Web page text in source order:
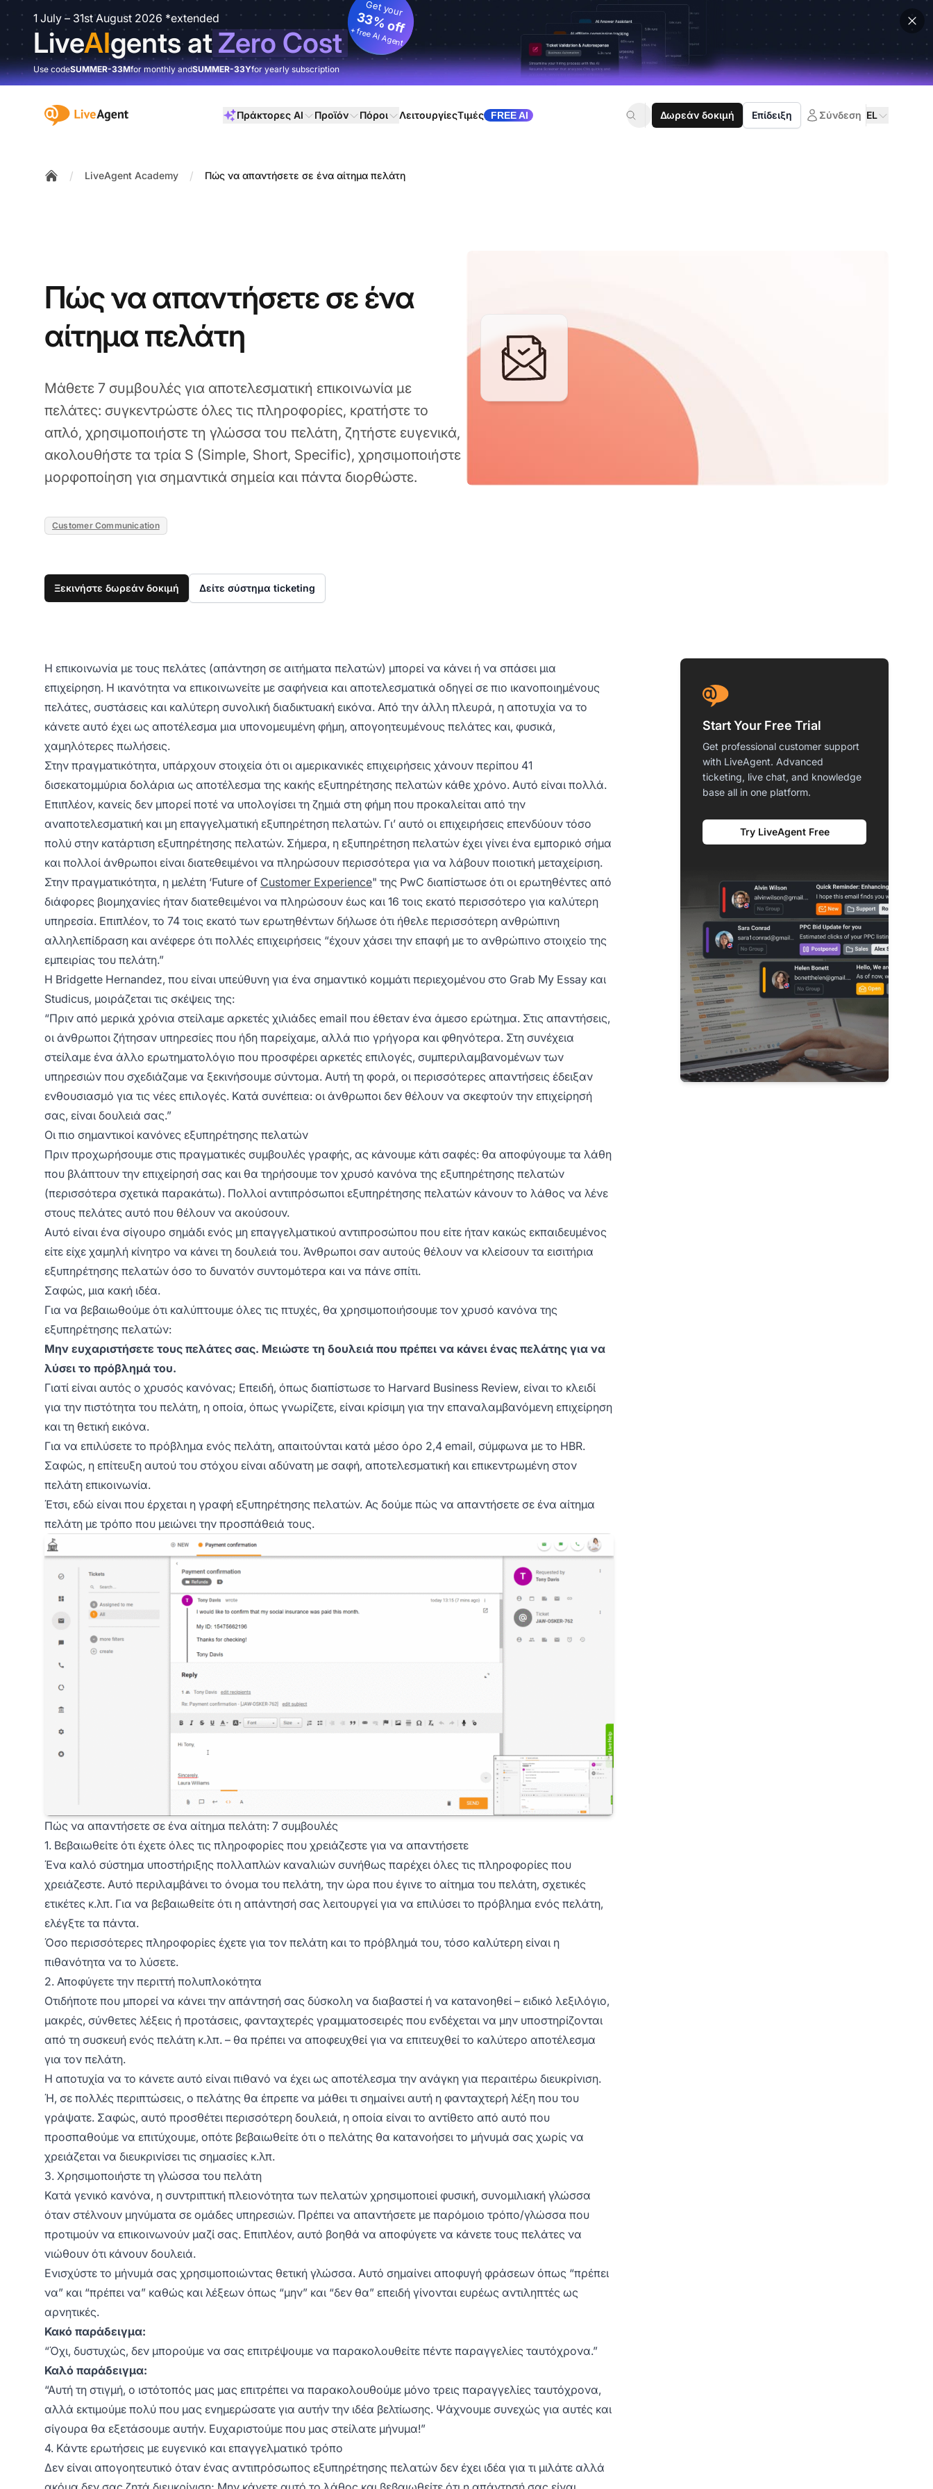
1 July – 31st August 2026 *extended
LiveAIgents atZero Cost
Get your
33% off
+ free AI Agent
Use codeSUMMER-33Mfor monthly andSUMMER-33Yfor yearly subscription
:site.title Πράκτορες AI Προϊόν Πόροι ΛειτουργίεςΤιμές FREE AI Δωρεάν δοκιμή Επίδειξη Σύνδεση EL
/ LiveAgent Academy / Πώς να απαντήσετε σε ένα αίτημα πελάτη
Πώς να απαντήσετε σε ένα
αίτημα πελάτη
Μάθετε 7 συμβουλές για αποτελεσματική επικοινωνία με
πελάτες: συγκεντρώστε όλες τις πληροφορίες, κρατήστε το
απλό, χρησιμοποιήστε τη γλώσσα του πελάτη, ζητήστε ευγενικά,
ακολουθήστε τα τρία S (Simple, Short, Specific), χρησιμοποιήστε
μορφοποίηση για σημαντικά σημεία και πάντα διορθώστε.
Customer Communication
Ξεκινήστε δωρεάν δοκιμή Δείτε σύστημα ticketing
Η επικοινωνία με τους πελάτες (απάντηση σε αιτήματα πελατών) μπορεί να κάνει ή να σπάσει μια
επιχείρηση. Η ικανότητα να επικοινωνείτε με σαφήνεια και αποτελεσματικά οδηγεί σε πιο ικανοποιημένους
πελάτες, συστάσεις και καλύτερη συνολική διαδικτυακή εικόνα. Από την άλλη πλευρά, η αποτυχία να το
κάνετε αυτό έχει ως αποτέλεσμα μια υπονομευμένη φήμη, απογοητευμένους πελάτες και, φυσικά,
χαμηλότερες πωλήσεις.
Στην πραγματικότητα, υπάρχουν στοιχεία ότι οι αμερικανικές επιχειρήσεις χάνουν περίπου 41
δισεκατομμύρια δολάρια ως αποτέλεσμα της κακής εξυπηρέτησης πελατών κάθε χρόνο. Αυτό είναι πολλά.
Επιπλέον, κανείς δεν μπορεί ποτέ να υπολογίσει τη ζημιά στη φήμη που προκαλείται από την
αναποτελεσματική και μη επαγγελματική εξυπηρέτηση πελατών. Γι’ αυτό οι επιχειρήσεις επενδύουν τόσο
πολύ στην κατάρτιση εξυπηρέτησης πελατών. Σήμερα, η εξυπηρέτηση πελατών έχει γίνει ένα εμπορικό σήμα
και πολλοί άνθρωποι είναι διατεθειμένοι να πληρώσουν περισσότερα για να λάβουν ποιοτική μεταχείριση.
Στην πραγματικότητα, η μελέτη ‘Future of Customer Experience" της PwC διαπίστωσε ότι οι ερωτηθέντες από
διάφορες βιομηχανίες ήταν διατεθειμένοι να πληρώσουν έως και 16 τοις εκατό περισσότερο για καλύτερη
υπηρεσία. Επιπλέον, το 74 τοις εκατό των ερωτηθέντων δήλωσε ότι ήθελε περισσότερη ανθρώπινη
αλληλεπίδραση και ανέφερε ότι πολλές επιχειρήσεις “έχουν χάσει την επαφή με το ανθρώπινο στοιχείο της
εμπειρίας του πελάτη.”
Η Bridgette Hernandez, που είναι υπεύθυνη για ένα σημαντικό κομμάτι περιεχομένου στο Grab My Essay και
Studicus, μοιράζεται τις σκέψεις της:
“Πριν από μερικά χρόνια στείλαμε αρκετές χιλιάδες email που έθεταν ένα άμεσο ερώτημα. Στις απαντήσεις,
οι άνθρωποι ζήτησαν υπηρεσίες που ήδη παρείχαμε, αλλά πιο γρήγορα και φθηνότερα. Στη συνέχεια
στείλαμε ένα άλλο ερωτηματολόγιο που προσφέρει αρκετές επιλογές, συμπεριλαμβανομένων των
υπηρεσιών που σχεδιάζαμε να ξεκινήσουμε σύντομα. Αυτή τη φορά, οι περισσότερες απαντήσεις έδειξαν
ενθουσιασμό για τις νέες επιλογές. Κατά συνέπεια: οι άνθρωποι δεν θέλουν να σκεφτούν την επιχείρησή
σας, είναι δουλειά σας.”
Οι πιο σημαντικοί κανόνες εξυπηρέτησης πελατών
Πριν προχωρήσουμε στις πραγματικές συμβουλές γραφής, ας κάνουμε κάτι σαφές: θα αποφύγουμε τα λάθη
που βλάπτουν την επιχείρησή σας και θα τηρήσουμε τον χρυσό κανόνα της εξυπηρέτησης πελατών
(περισσότερα σχετικά παρακάτω). Πολλοί αντιπρόσωποι εξυπηρέτησης πελατών κάνουν το λάθος να λένε
στους πελάτες αυτό που θέλουν να ακούσουν.
Αυτό είναι ένα σίγουρο σημάδι ενός μη επαγγελματικού αντιπροσώπου που είτε ήταν κακώς εκπαιδευμένος
είτε είχε χαμηλή κίνητρο να κάνει τη δουλειά του. Άνθρωποι σαν αυτούς θέλουν να κλείσουν τα εισιτήρια
εξυπηρέτησης πελατών όσο το δυνατόν συντομότερα και να πάνε σπίτι.
Σαφώς, μια κακή ιδέα.
Για να βεβαιωθούμε ότι καλύπτουμε όλες τις πτυχές, θα χρησιμοποιήσουμε τον χρυσό κανόνα της
εξυπηρέτησης πελατών:
Μην ευχαριστήσετε τους πελάτες σας. Μειώστε τη δουλειά που πρέπει να κάνει ένας πελάτης για να
λύσει το πρόβλημά του.
Γιατί είναι αυτός ο χρυσός κανόνας; Επειδή, όπως διαπίστωσε το Harvard Business Review, είναι το κλειδί
για την πιστότητα του πελάτη, η οποία, όπως γνωρίζετε, είναι κρίσιμη για την επαναλαμβανόμενη επιχείρηση
και τη θετική εικόνα.
Για να επιλύσετε το πρόβλημα ενός πελάτη, απαιτούνται κατά μέσο όρο 2,4 email, σύμφωνα με το HBR.
Σαφώς, η επίτευξη αυτού του στόχου είναι αδύνατη με σαφή, αποτελεσματική και επικεντρωμένη στον
πελάτη επικοινωνία.
Έτσι, εδώ είναι που έρχεται η γραφή εξυπηρέτησης πελατών. Ας δούμε πώς να απαντήσετε σε ένα αίτημα
πελάτη με τρόπο που μειώνει την προσπάθειά τους.
Πώς να απαντήσετε σε ένα αίτημα πελάτη: 7 συμβουλές
1. Βεβαιωθείτε ότι έχετε όλες τις πληροφορίες που χρειάζεστε για να απαντήσετε
Ένα καλό σύστημα υποστήριξης πολλαπλών καναλιών συνήθως παρέχει όλες τις πληροφορίες που
χρειάζεστε. Αυτό περιλαμβάνει το όνομα του πελάτη, την ώρα που έγινε το αίτημα του πελάτη, σχετικές
ετικέτες κ.λπ. Για να βεβαιωθείτε ότι η απάντησή σας λειτουργεί για να επιλύσει το πρόβλημα ενός πελάτη,
ελέγξτε τα πάντα.
Όσο περισσότερες πληροφορίες έχετε για τον πελάτη και το πρόβλημά του, τόσο καλύτερη είναι η
πιθανότητα να το λύσετε.
2. Αποφύγετε την περιττή πολυπλοκότητα
Οτιδήποτε που μπορεί να κάνει την απάντησή σας δύσκολη να διαβαστεί ή να κατανοηθεί – ειδικό λεξιλόγιο,
μακρές, σύνθετες λέξεις ή προτάσεις, φανταχτερές γραμματοσειρές που ενδέχεται να μην υποστηρίζονται
από τη συσκευή ενός πελάτη κ.λπ. – θα πρέπει να αποφευχθεί για να επιτευχθεί το καλύτερο αποτέλεσμα
για τον πελάτη.
Η αποτυχία να το κάνετε αυτό είναι πιθανό να έχει ως αποτέλεσμα την ανάγκη για περαιτέρω διευκρίνιση.
Ή, σε πολλές περιπτώσεις, ο πελάτης θα έπρεπε να μάθει τι σημαίνει αυτή η φανταχτερή λέξη που του
γράψατε. Σαφώς, αυτό προσθέτει περισσότερη δουλειά, η οποία είναι το αντίθετο από αυτό που
προσπαθούμε να επιτύχουμε, οπότε βεβαιωθείτε ότι ο πελάτης θα κατανοήσει το μήνυμά σας χωρίς να
χρειάζεται να διευκρινίσει τις σημασίες κ.λπ.
3. Χρησιμοποιήστε τη γλώσσα του πελάτη
Κατά γενικό κανόνα, η συντριπτική πλειονότητα των πελατών χρησιμοποιεί φυσική, συνομιλιακή γλώσσα
όταν στέλνουν μηνύματα σε ομάδες υπηρεσιών. Πρέπει να απαντήσετε με παρόμοιο τρόπο/γλώσσα που
προτιμούν να επικοινωνούν μαζί σας. Επιπλέον, αυτό βοηθά να αποφύγετε να κάνετε τους πελάτες να
νιώθουν ότι κάνουν δουλειά.
Ενισχύστε το μήνυμά σας χρησιμοποιώντας θετική γλώσσα. Αυτό σημαίνει αποφυγή φράσεων όπως “πρέπει
να” και “πρέπει να” καθώς και λέξεων όπως “μην” και “δεν θα” επειδή γίνονται ευρέως αντιληπτές ως
αρνητικές.
Κακό παράδειγμα:
“Όχι, δυστυχώς, δεν μπορούμε να σας επιτρέψουμε να παρακολουθείτε πέντε παραγγελίες ταυτόχρονα.”
Καλό παράδειγμα:
“Αυτή τη στιγμή, ο ιστότοπός μας μας επιτρέπει να παρακολουθούμε μόνο τρεις παραγγελίες ταυτόχρονα,
αλλά εκτιμούμε πολύ που μας ενημερώσατε για αυτήν την ιδέα βελτίωσης. Ψάχνουμε συνεχώς για αυτές και
σίγουρα θα εξετάσουμε αυτήν. Ευχαριστούμε που μας στείλατε μήνυμα!”
4. Κάντε ερωτήσεις με ευγενικό και επαγγελματικό τρόπο
Δεν είναι απογοητευτικό όταν ένας αντιπρόσωπος εξυπηρέτησης πελατών δεν έχει ιδέα για τι μιλάτε αλλά
Start Your Free Trial
Get professional customer support
with LiveAgent. Advanced
ticketing, live chat, and knowledge
base all in one platform.
Try LiveAgent Free